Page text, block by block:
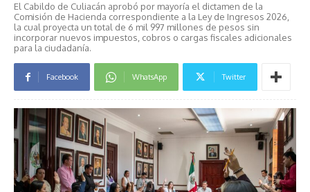
El Cabildo de Culiacán aprobó por mayoría el dictamen de la
Comisión de Hacienda correspondiente a la Ley de Ingresos 2026,
la cual proyecta un total de 6 mil 997 millones de pesos sin
incorporar nuevos impuestos, cobros o cargas fiscales adicionales
para la ciudadanía.
Facebook WhatsApp Twitter